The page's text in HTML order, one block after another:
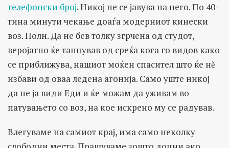
телефонски број. Никој не се јавува на него. По 40-
тина минути чекање доаѓа модерниот кинески
воз. Полн. Да не бев толку згрчена од студот,
веројатно ќе танцував од среќа кога го видов како
се приближува, нашиот моќен спасител што ќе нѐ
избави од оваа ледена агонија. Само уште никој
да не ја види Еди и ќе можам да уживам во
патувањето со воз, на кое искрено му се радував.
Влегуваме на самиот крај, има само неколку